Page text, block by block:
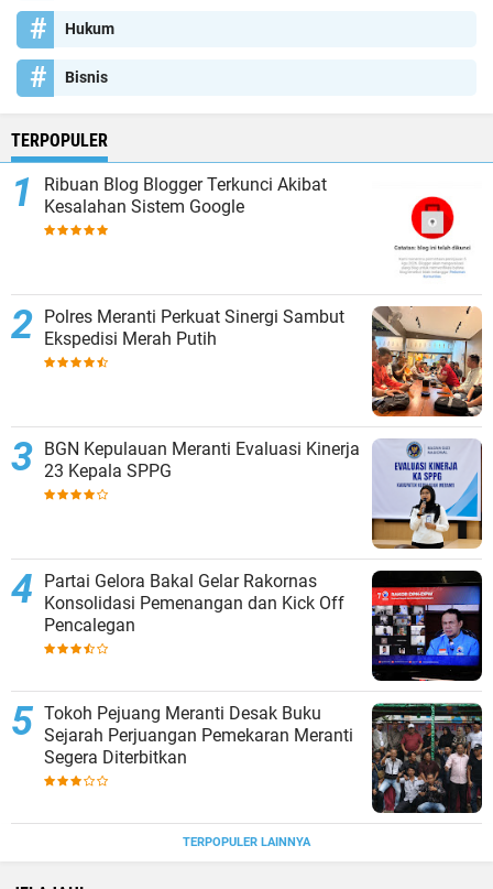
Hukum
Bisnis
TERPOPULER
Ribuan Blog Blogger Terkunci Akibat
Kesalahan Sistem Google
Polres Meranti Perkuat Sinergi Sambut
Ekspedisi Merah Putih
BGN Kepulauan Meranti Evaluasi Kinerja
23 Kepala SPPG
Partai Gelora Bakal Gelar Rakornas
Konsolidasi Pemenangan dan Kick Off
Pencalegan
Tokoh Pejuang Meranti Desak Buku
Sejarah Perjuangan Pemekaran Meranti
Segera Diterbitkan
TERPOPULER LAINNYA